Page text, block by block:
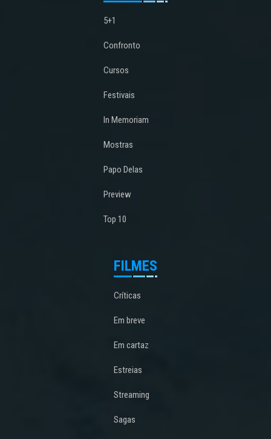
5+1
Confronto
Cursos
Festivais
In Memoriam
Mostras
Papo Delas
Preview
Top 10
FILMES
Críticas
Em breve
Em cartaz
Estreias
Streaming
Sagas